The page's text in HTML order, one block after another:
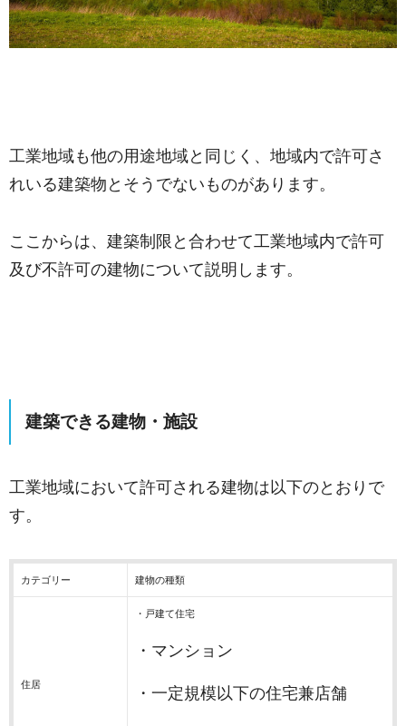
工業地域も他の用途地域と同じく、地域内で許可さ
れいる建築物とそうでないものがあります。
ここからは、建築制限と合わせて工業地域内で許可
及び不許可の建物について説明します。
建築できる建物・施設
工業地域において許可される建物は以下のとおりで
す。
カテゴリー 建物の種類
住居
・戸建て住宅
・マンション
・一定規模以下の住宅兼店舗